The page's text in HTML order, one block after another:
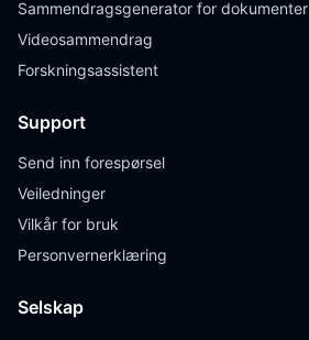
Sammendragsgenerator for dokumenter
Videosammendrag
Forskningsassistent
Support
Send inn forespørsel
Veiledninger
Vilkår for bruk
Personvernerklæring
Selskap